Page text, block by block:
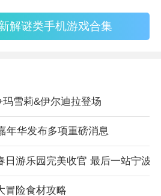
乏的物资资源，在这里自由的
败更多的生物，提升自己的实
。
面对各种不同的挑战可以让你
解谜类手机游戏合集
雪莉&伊尔迪拉登场
年华发布多项重磅消息
日游乐园完美收官 最后一站宁波
冒险食材攻略